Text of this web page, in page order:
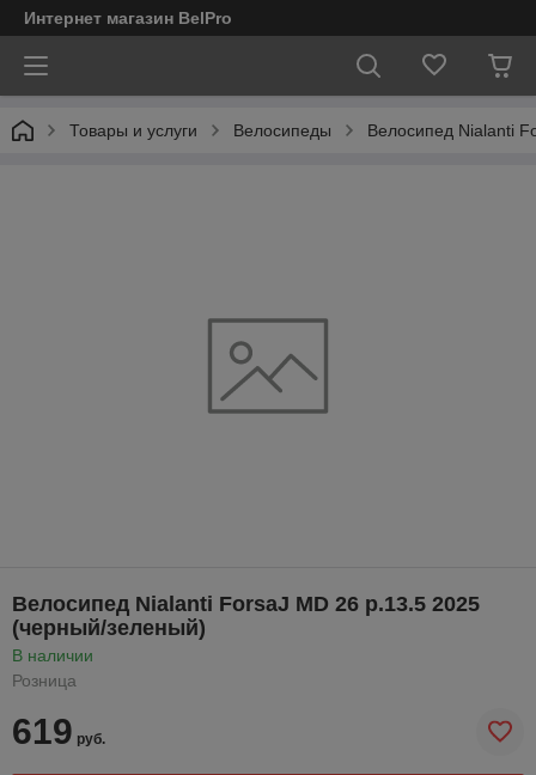
Интернет магазин BelPro
Товары и услуги Велосипеды Велосипед Nialanti
Велосипед Nialanti ForsaJ MD 26 р.13.5 2025
(черный/зеленый)
В наличии
Розница
619 руб.